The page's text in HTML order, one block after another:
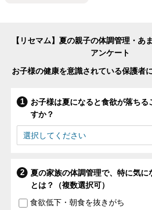
【リセマム】夏の親子の体調管理・あ
アンケート
お子様の健康を意識されている保護者
お子様は夏になると食欲が落ちる
すか？
夏の家族の体調管理で、特に気に
とは？（複数選択可）
食欲低下・朝食を抜きがち